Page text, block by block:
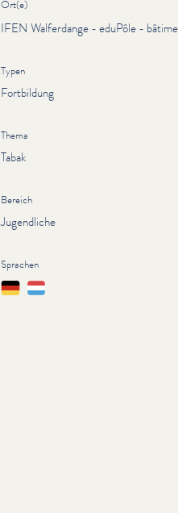
Ort(e)
IFEN Walferdange - eduPôle -
Typen
Fortbildung
Thema
Tabak
Bereich
Jugendliche
Sprachen
DeutschLëtzebuergesch